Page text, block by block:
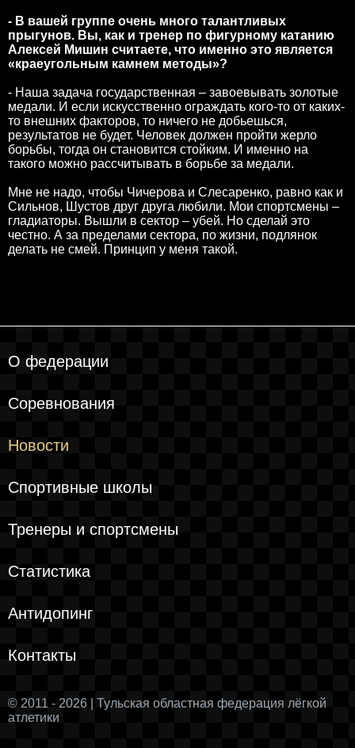
- В вашей группе очень много талантливых
прыгунов. Вы, как и тренер по фигурному катанию
Алексей Мишин считаете, что именно это является
«краеугольным камнем методы»?
- Наша задача государственная – завоевывать золотые
медали. И если искусственно ограждать кого-то от каких-
то внешних факторов, то ничего не добьешься,
результатов не будет. Человек должен пройти жерло
борьбы, тогда он становится стойким. И именно на
такого можно рассчитывать в борьбе за медали.
Мне не надо, чтобы Чичерова и Слесаренко, равно как и
Сильнов, Шустов друг друга любили. Мои спортсмены –
гладиаторы. Вышли в сектор – убей. Но сделай это
честно. А за пределами сектора, по жизни, подлянок
делать не смей. Принцип у меня такой.
О федерации
Соревнования
Новости
Спортивные школы
Тренеры и спортсмены
Статистика
Антидопинг
Контакты
© 2011 - 2026 | Тульская областная федерация лёгкой
атлетики